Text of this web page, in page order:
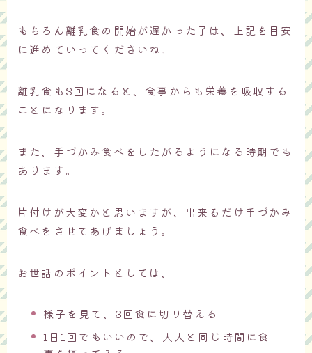
もちろん離乳食の開始が遅かった子は、上記を目安
に進めていってくださいね。
離乳食も3回になると、食事からも栄養を吸収する
ことになります。
また、手づかみ食べをしたがるようになる時期でも
あります。
片付けが大変かと思いますが、出来るだけ手づかみ
食べをさせてあげましょう。
お世話のポイントとしては、
様子を見て、3回食に切り替える
1日1回でもいいので、大人と同じ時間に食